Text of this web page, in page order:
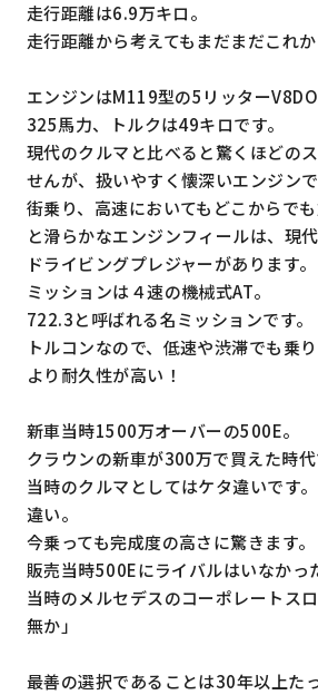
走行距離は6.9万キロ。
走行距離から考えてもまだまだこれか
エンジンはM119型の5リッター
325馬力、トルクは49キロです。
現代のクルマと比べると驚くほどの
せんが、扱いやすく懐深いエンジンで
街乗り、高速においてもどこからで
と滑らかなエンジンフィールは、現
ドライビングプレジャーがあります。
ミッションは４速の機械式AT。
722.3と呼ばれる名ミッションです。
トルコンなので、低速や渋滞でも乗
より耐久性が高い！
新車当時1500万オーバーの500E。
クラウンの新車が300万で買えた時代
当時のクルマとしてはケタ違いです
違い。
今乗っても完成度の高さに驚きます。
販売当時500Eにライバルはいなかっ
当時のメルセデスのコーポレートス
無か」
最善の選択であることは30年以上た